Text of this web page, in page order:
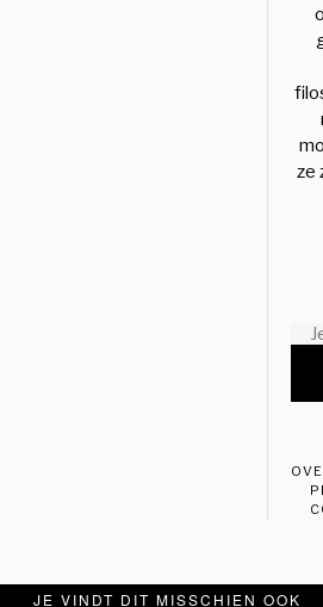
JE VINDT DIT MISSCHIEN OOK
ze
POPULAR